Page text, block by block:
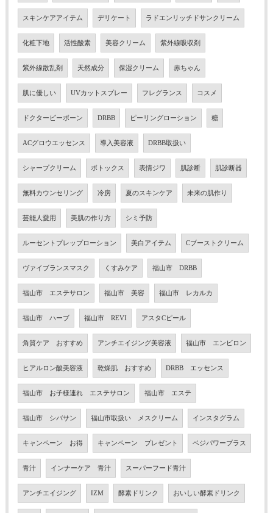
スキンケアアイテム デリケート ラドエンリッチドサンクリーム
化粧下地 活性酸素 美容クリーム 紫外線吸収剤
紫外線散乱剤 天然成分 保湿クリーム 赤ちゃん
肌に優しい UVカットスプレー フレグランス コスメ
ドクタービーボーン DRBB ピーリングローション 糖
ACグロウエッセンス 導入美容液 DRBB取扱い
シャープクリーム ボトックス 表情ジワ 肌診断 肌診断器
無料カウンセリング 冷房 夏のスキンケア 未来の肌作り
芸能人愛用 美肌の作り方 シミ予防
ルーセントプレップローション 美白アイテム Cブーストクリーム
ヴァイブランスマスク くすみケア 福山市 DRBB
福山市 エステサロン 福山市 美容 福山市 レカルカ
福山市 ハーブ 福山市 REVI アスタCピール
角質ケア おすすめ アンチエイジング美容液 福山市 エンビロン
ヒアルロン酸美容液 乾燥肌 おすすめ DRBB エッセンス
福山市 お子様連れ エステサロン 福山市 エステ
福山市 シバサン 福山市取扱い メスクリーム インスタグラム
キャンペーン お得 キャンペーン プレゼント ベジパワープラス
青汁 インナーケア 青汁 スーパーフード青汁
アンチエイジング IZM 酵素ドリンク おいしい酵素ドリンク